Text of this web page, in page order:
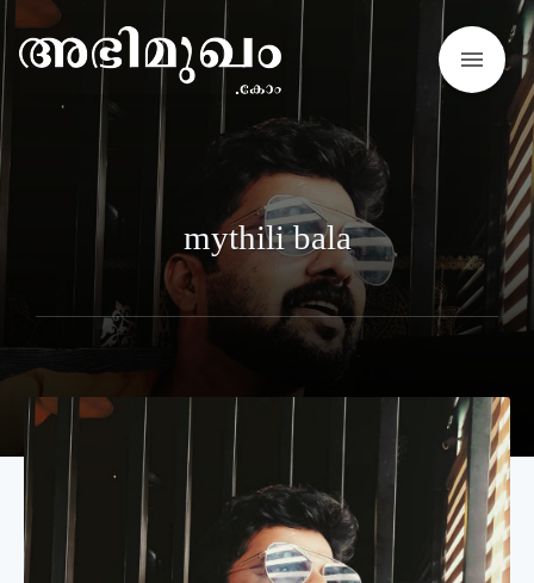
menu
mythili bala